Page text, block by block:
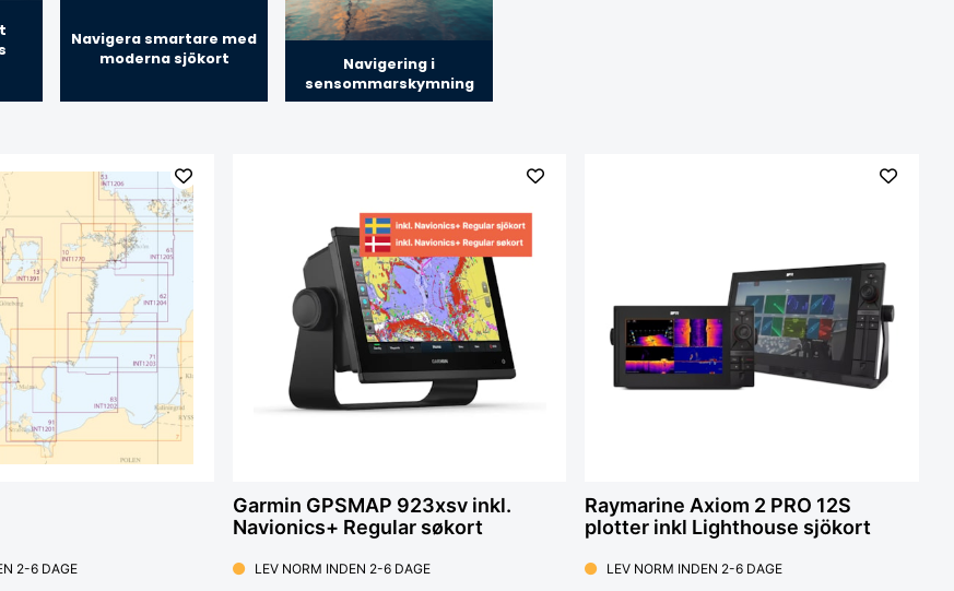
Navigera smartare med
moderna sjökort
Navigering i
sensommarskymning
2-6 DAGE
Garmin GPSMAP 923xsv inkl.
Navionics+ Regular søkort
LEV NORM INDEN 2-6 DAGE
Raymarine Axiom 2 PRO 12S
plotter inkl Lighthouse sjökort
LEV NORM INDEN 2-6 DAGE